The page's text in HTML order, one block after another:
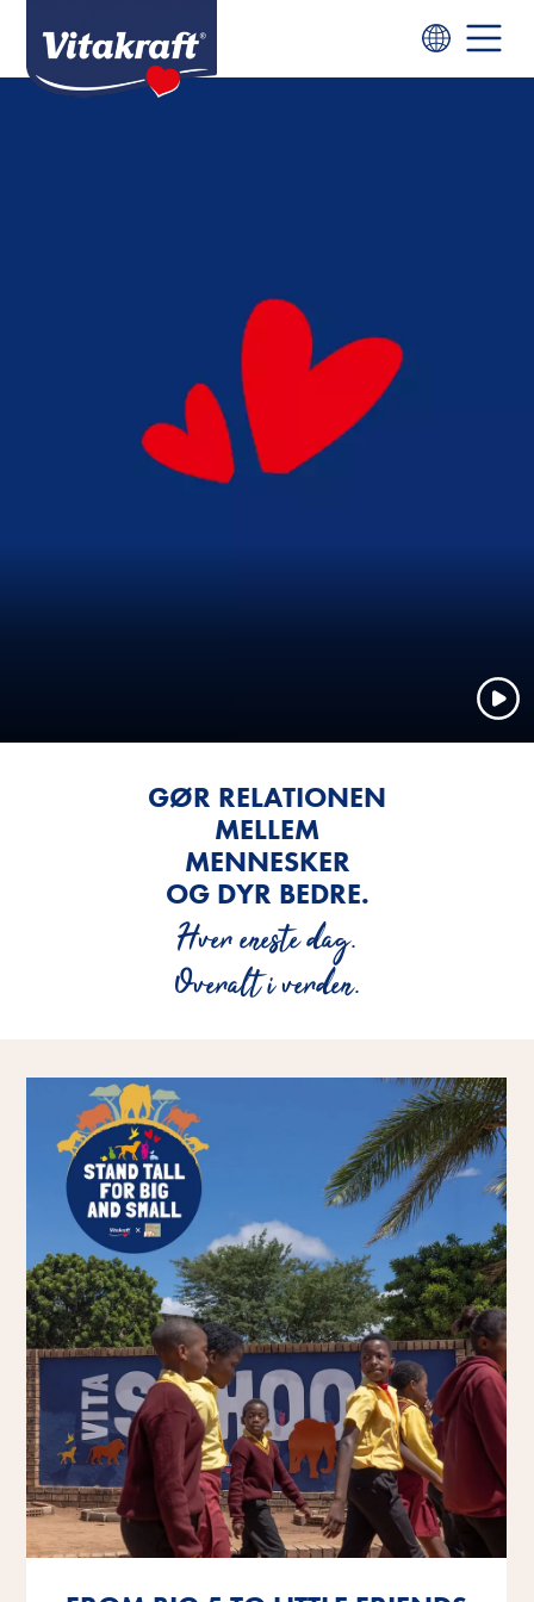
GØR RELATIONEN
MELLEM
MENNESKER
OG DYR BEDRE.
Hver eneste dag.
Overalt i verden.
Få mere at vide